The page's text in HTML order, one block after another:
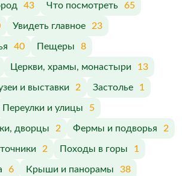
43 Что посмотреть 65
Увидеть главное 23
40 Пещеры 8
Церкви, храмы, монастыри 13
и выставки 2 Застолье 1
Переулки и улицы 5
дворцы 2 Фермы и подворья 2
2 Походы в горы 1
6 Крыши и панорамы 38